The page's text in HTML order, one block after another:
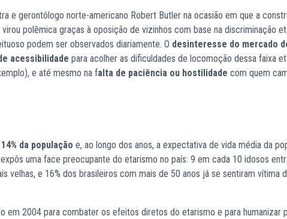
e gerontólogo norte-americano Robert Butler na ocasião em que a
polêmica graças à oposição de vizinhos com base na discriminação
podem ser observados diariamente. O desinteresse do mercado
acessibilidade para acolher as dificuldades de locomoção dessa faixa
e até mesmo na falta de paciência ou hostilidade com quem
14% da população e, ao longo dos anos, a expectativa de vida média da
uma face preocupante do etarismo no país: 9 em cada 10 idosos
velhas, e 16% dos brasileiros com mais de 50 anos já se sentiram vítima
em 2004 para combater os efeitos diretos do etarismo e para humanizar